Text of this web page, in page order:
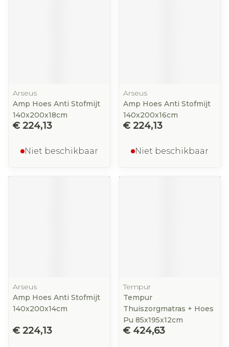
Arseus
Amp Hoes Anti Stofmijt
140x200x18cm
€ 224,13
Niet beschikbaar
Arseus
Amp Hoes Anti Stofmijt
140x200x16cm
€ 224,13
Niet beschikbaar
Arseus
Amp Hoes Anti Stofmijt
140x200x14cm
€ 224,13
Tempur
Tempur
Thuiszorgmatras + Hoes
Pu 85x195x12cm
€ 424,63